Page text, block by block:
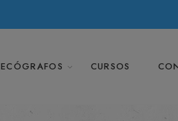
ECÓGRAFOS CURSOS